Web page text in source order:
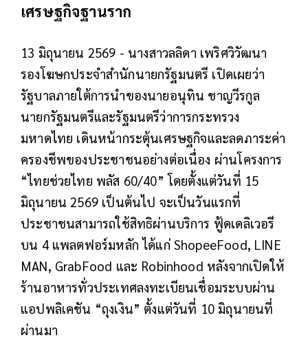
เศรษฐกิจฐานราก
13 มิถุนายน 2569 - นางสาวลลิดา เพริศวิวัฒนา
รองโฆษกประจำสำนักนายกรัฐมนตรี เปิดเผยว่า
รัฐบาลภายใต้การนำของนายอนุทิน ชาญวีรกูล
นายกรัฐมนตรีและรัฐมนตรีว่าการกระทรวง
มหาดไทย เดินหน้ากระตุ้นเศรษฐกิจและลดภาระค่า
ครองชีพของประชาชนอย่างต่อเนื่อง ผ่านโครงการ
“ไทยช่วยไทย พลัส 60/40” โดยตั้งแต่วันที่ 15
มิถุนายน 2569 เป็นต้นไป จะเป็นวันแรกที่
ประชาชนสามารถใช้สิทธิผ่านบริการ ฟู้ดเดลิเวอรี
บน 4 แพลตฟอร์มหลัก ได้แก่ ShopeeFood, LINE
MAN, GrabFood และ Robinhood หลังจากเปิดให้
ร้านอาหารทั่วประเทศลงทะเบียนเชื่อมระบบผ่าน
แอปพลิเคชัน “ถุงเงิน” ตั้งแต่วันที่ 10 มิถุนายนที่
ผ่านมา